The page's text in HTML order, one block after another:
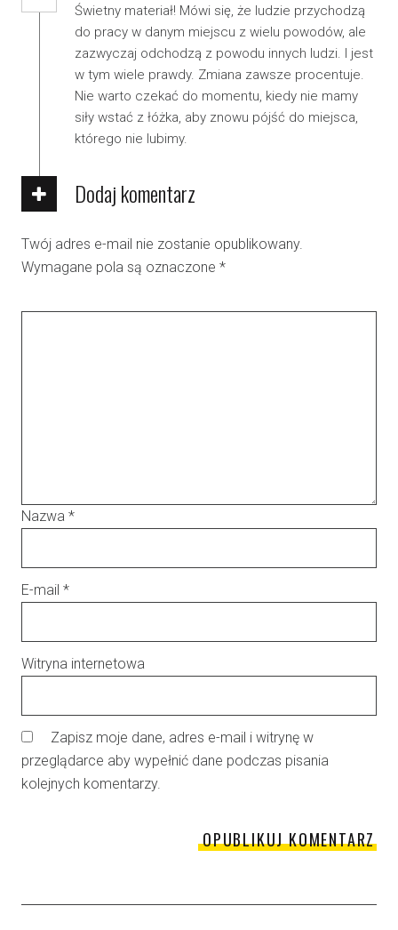
Świetny materiał! Mówi się, że ludzie przychodzą
do pracy w danym miejscu z wielu powodów, ale
zazwyczaj odchodzą z powodu innych ludzi. I jest
w tym wiele prawdy. Zmiana zawsze procentuje.
Nie warto czekać do momentu, kiedy nie mamy
siły wstać z łóżka, aby znowu pójść do miejsca,
którego nie lubimy.
Dodaj komentarz
Twój adres e-mail nie zostanie opublikowany.
Wymagane pola są oznaczone *
Nazwa *
E-mail *
Witryna internetowa
Zapisz moje dane, adres e-mail i witrynę w
przeglądarce aby wypełnić dane podczas pisania
kolejnych komentarzy.